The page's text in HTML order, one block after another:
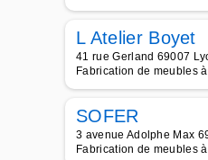
L Atelier Boyet
41 rue Gerland 69007
Fabrication de meubles
SOFER
3 avenue Adolphe Max
Fabrication de meubles